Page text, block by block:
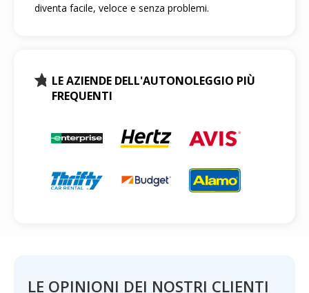
diventa facile, veloce e senza problemi.
LE AZIENDE DELL'AUTONOLEGGIO PIÙ
FREQUENTI
LE OPINIONI DEI NOSTRI CLIENTI